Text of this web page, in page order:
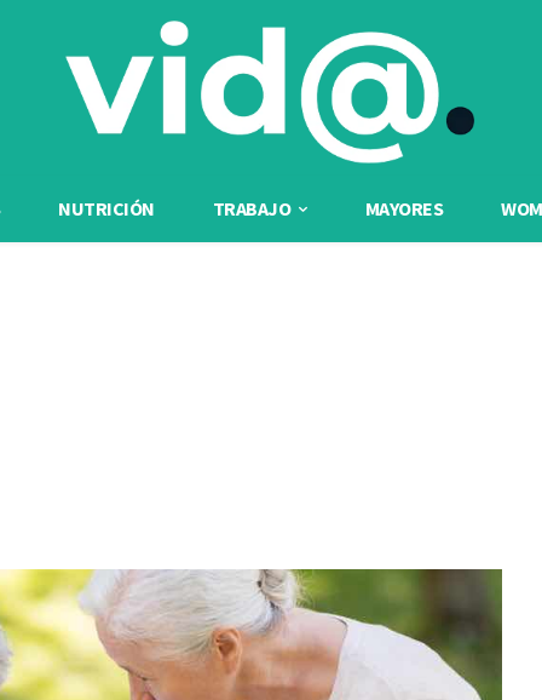
NUTRICIÓN TRABAJO MAYORES